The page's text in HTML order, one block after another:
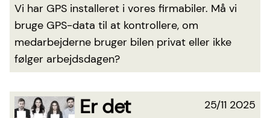
Vi har GPS installeret i vores firmabiler. Må vi
bruge GPS-data til at kontrollere, om
medarbejderne bruger bilen privat eller ikke
følger arbejdsdagen?
25/11 2025
Er det